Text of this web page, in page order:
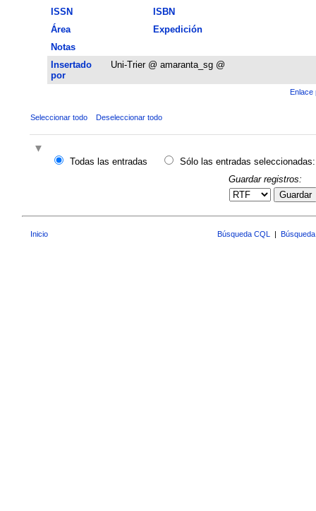
ISSN
ISBN
Área
Expedición
Notas
Insertado
por
Uni-Trier @ amaranta_sg @
Enlace
Seleccionar todo Deseleccionar todo
Todas las entradas
Sólo las entradas seleccionadas:
Guardar registros:
Guardar
Inicio Búsqueda CQL